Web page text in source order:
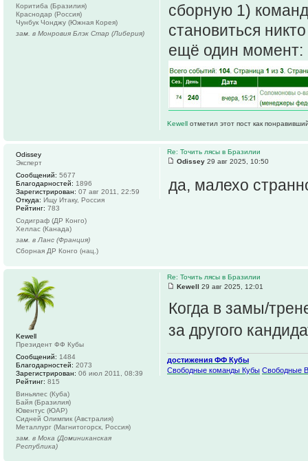
сборную 1)
становиться
ещё один момент:
Kewell отметил этот пост как
Коритиба (Бразилия)
Краснодар (Россия)
Чунбук Чонджу (Южная Корея)
зам. в Монровия Блэк Стар (Либерия)
Re: Точить лясы в Бразилии
Odissey 29 авг 2025, 10:50
да, малехо
Odissey
Эксперт
Сообщений: 5677
Благодарностей: 1896
Зарегистрирован: 07 авг 2011, 22:59
Откуда: Ищу Итаку, Россия
Рейтинг: 783
Содиграф (ДР Конго)
Хеллас (Канада)
зам. в Ланс (Франция)
Сборная ДР Конго (нац.)
Re: Точить лясы в Бразилии
Kewell 29 авг 2025, 12:01
Когда в замы/
за другого
достижения ФФ Кубы
Свободные команды Кубы Свободные
Kewell
Президент ФФ Кубы
Сообщений: 1484
Благодарностей: 2073
Зарегистрирован: 06 июл 2011, 08:39
Рейтинг: 815
Виньялес (Куба)
Байя (Бразилия)
Ювентус (ЮАР)
Сидней Олимпик (Австралия)
Металлург (Магнитогорск, Россия)
зам. в Мока (Доминиканская
Республика)